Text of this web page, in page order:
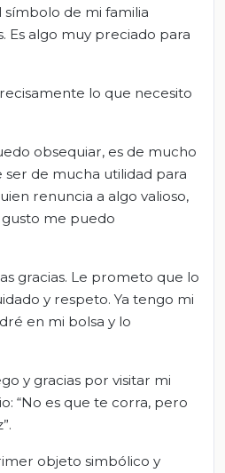
símbolo de mi familia
Es algo muy preciado para
lo que necesito
obsequiar, es de mucho
de mucha utilidad para
renuncia a algo valioso,
gusto me puedo
gracias. Le prometo que lo
y respeto. Ya tengo mi
en mi bolsa y lo
y gracias por visitar mi
“No es que te corra, pero
objeto simbólico y